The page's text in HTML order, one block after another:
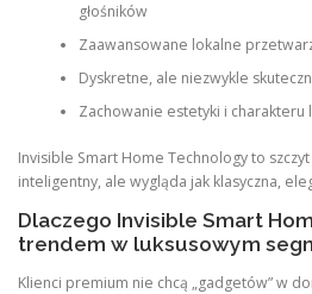
głośników
Zaawansowane lokalne
Dyskretne, ale niezwykle
Zachowanie estetyki i charakteru
Invisible Smart Home Technology to
inteligentny, ale wygląda jak klasyczna,
Dlaczego Invisible Smart
trendem w luksusowym
Klienci premium nie chcą „gadgetów” w